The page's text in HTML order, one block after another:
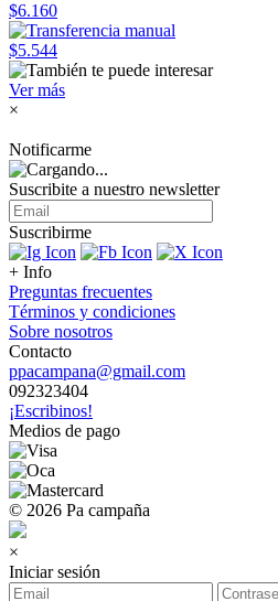
$6.160
$5.544
Ver más
×
Notificarme
Suscribite a nuestro newsletter
Suscribirme
+ Info
Preguntas frecuentes
Términos y condiciones
Sobre nosotros
Contacto
ppacampana@gmail.com
092323404
¡Escribinos!
Medios de pago
© 2026 Pa campaña
×
Iniciar sesión